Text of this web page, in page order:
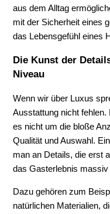
aus dem Alltag
mit der Sicherheit eines
das Lebensgefühl eines
Die Kunst der
Niveau
Wenn wir über Luxus
Ausstattung nicht
es nicht um die bloße
Qualität und Auswahl.
man an Details, die erst
das Gasterlebnis massiv
Dazu gehören zum
natürlichen Materialien,